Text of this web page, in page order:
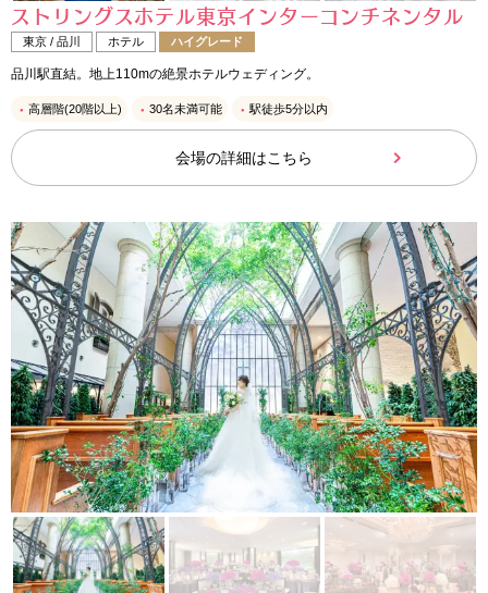
ストリングスホテル東京インターコンチネンタル
東京 / 品川 ホテル ハイグレード
品川駅直結。地上110mの絶景ホテルウェディング。
高層階(20階以上) 30名未満可能 駅徒歩5分以内
会場の詳細はこちら